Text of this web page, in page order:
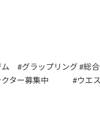
ム #グラップリング #総合
ラクター募集中 #ウエス